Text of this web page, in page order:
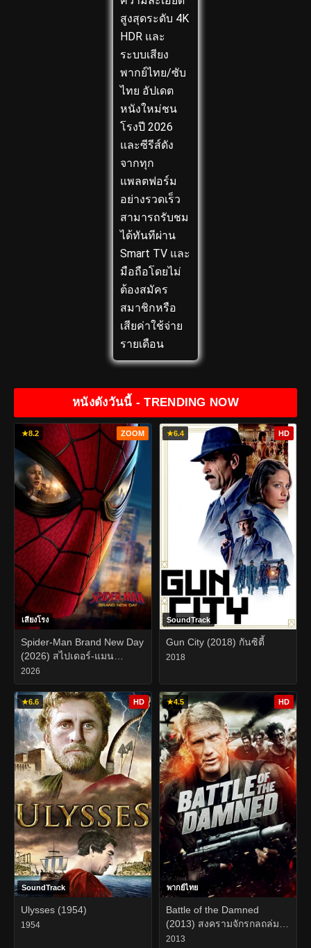
สูงสุดระดับ 4K
HDR และ
ระบบเสียง
พากย์ไทย/ซับ
ไทย อัปเดต
หนังใหม่ชน
โรงปี 2026
และซีรีส์ดัง
จากทุก
แพลตฟอร์ม
อย่างรวดเร็ว
สามารถรับชม
ได้ทันทีผ่าน
Smart TV และ
มือถือโดยไม่
ต้องสมัคร
สมาชิกหรือ
เสียค่าใช้จ่าย
รายเดือน
หนังดังวันนี้ - TRENDING NOW
★8.2 ZOOM
เสียงโรง
Spider-Man Brand New Day
(2026) สไปเดอร์-แมน
แบรนด์ นิว เดย์
2026
★6.4 HD
SoundTrack
Gun City (2018) กันซิตี้
2018
★6.6 HD
SoundTrack
Ulysses (1954)
1954
★4.5 HD
พากย์ไทย
Battle of the Damned
(2013) สงครามจักรกลถล่ม
กองทัพซอมบี้
2013